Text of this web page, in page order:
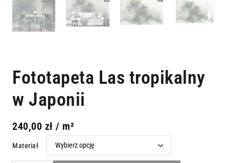
Fototapeta Las tropikalny
w Japonii
240,00 zł / m²
Materiał